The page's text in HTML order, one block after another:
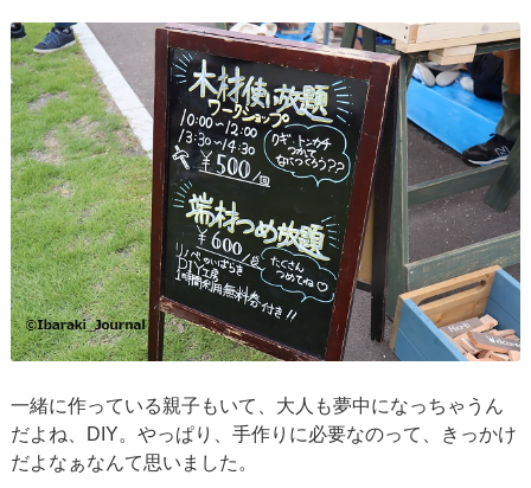
一緒に作っている親子もいて、大人も夢中になっちゃうん
だよね、DIY。やっぱり、手作りに必要なのって、きっかけ
だよなぁなんて思いました。